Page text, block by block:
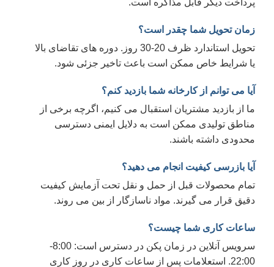
پرداخت دیگر قابل مذاکره است.
زمان تحویل شما چقدر است؟
تحویل استاندارد ظرف 20-30 روز. دوره های تقاضای بالا
یا شرایط خاص ممکن است باعث تاخیر جزئی شود.
آیا می توانم از کارخانه شما بازدید کنم؟
ما از بازدید مشتریان استقبال می کنیم، اگرچه برخی از
مناطق تولیدی ممکن است به دلایل ایمنی دسترسی
محدودی داشته باشند.
آیا بازرسی کیفیت انجام می دهید؟
تمام محصولات قبل از حمل و نقل تحت آزمایش کیفیت
دقیق قرار می گیرند. مواد ناسازگار از بین می روند.
ساعات کاری شما چیست؟
سرویس آنلاین در زمان پکن در دسترس است: 8:00-
22:00. استعلامات پس از ساعات کاری در روز کاری